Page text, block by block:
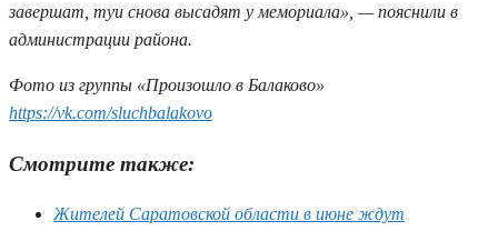
завершат, туи снова высадят у мемориала», — пояснили в
администрации района.
Фото из группы «Произошло в Балаково»
https://vk.com/sluchbalakovo
Смотрите также:
Жителей Саратовской области в июне ждут